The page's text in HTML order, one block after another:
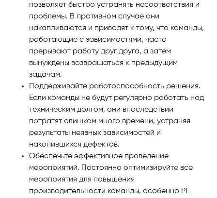
позволяет быстро устранять несоответствия и
проблемы. В противном случае они
накапливаются и приводят к тому, что команды,
работающие с зависимостями, часто
прерывают работу друг друга, а затем
вынуждены возвращаться к предыдущим
задачам.
Поддерживайте работоспособность решения.
Если команды не будут регулярно работать над
техническим долгом, они впоследствии
потратят слишком много времени, устраняя
результаты неявных зависимостей и
накопившихся дефектов.
Обеспечьте эффективное проведение
мероприятий. Постоянно оптимизируйте все
мероприятия для повышения
производительности команды, особенно PI-